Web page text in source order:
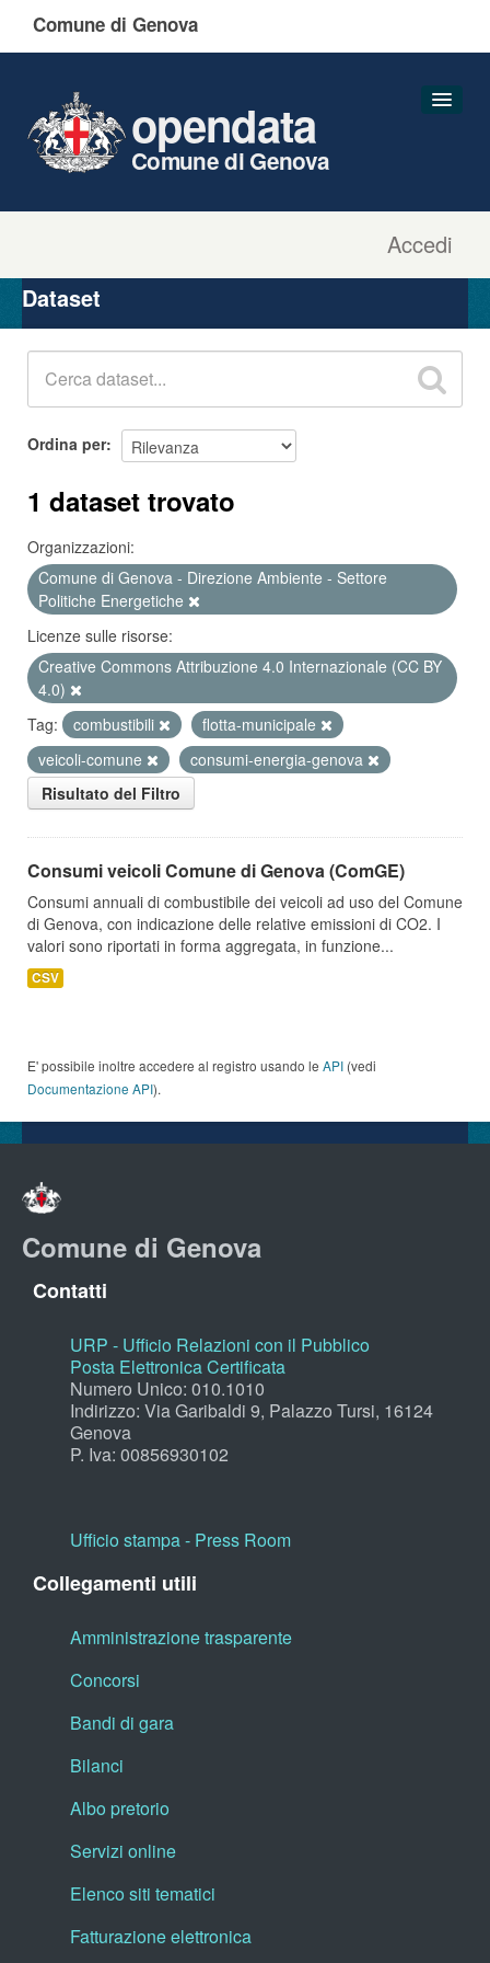
Comune di Genova
Accedi
opendata
Comune di Genova
Organizzazioni
Gruppi
Dataset
Ordina per
1 dataset trovato
Organizzazioni:
Comune di Genova - Direzione Ambiente - Settore
Politiche Energetiche
Licenze sulle risorse:
Creative Commons Attribuzione 4.0 Internazionale (CC BY
4.0)
Tag:
combustibili
flotta-municipale
veicoli-comune
consumi-energia-genova
Risultato del Filtro
Consumi veicoli Comune di Genova (ComGE)
Consumi annuali di combustibile dei veicoli ad uso del Comune
di Genova, con indicazione delle relative emissioni di CO2. I
valori sono riportati in forma aggregata, in funzione...
CSV
E' possibile inoltre accedere al registro usando le API (vedi
Documentazione API).
Comune di Genova
Contatti
URP - Ufficio Relazioni con il Pubblico
Posta Elettronica Certificata
Numero Unico: 010.1010
Indirizzo: Via Garibaldi 9, Palazzo Tursi, 16124
Genova
P. Iva: 00856930102
Ufficio stampa - Press Room
Collegamenti utili
Amministrazione trasparente
Concorsi
Bandi di gara
Bilanci
Albo pretorio
Servizi online
Elenco siti tematici
Fatturazione elettronica